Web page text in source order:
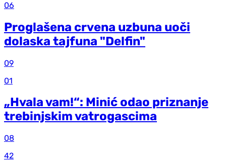
06
Proglašena crvena uzbuna uoči
dolaska tajfuna "Delfin"
09
01
„Hvala vam!“: Minić odao priznanje
trebinjskim vatrogascima
08
42